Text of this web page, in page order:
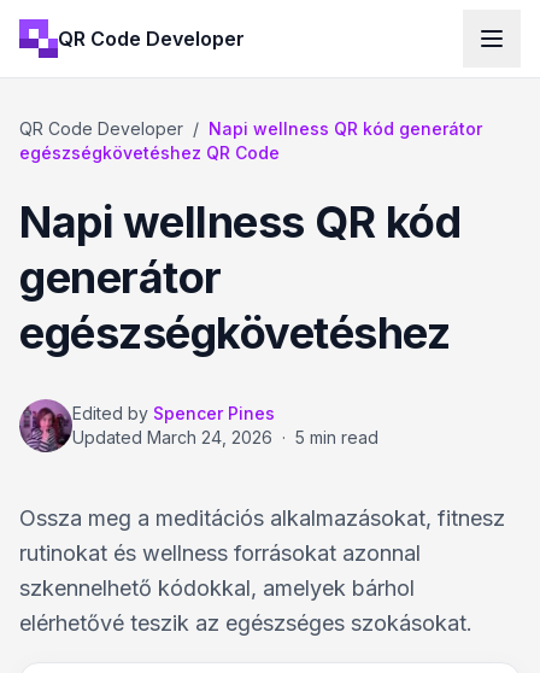
QR Code Developer
QR Code Developer / Napi wellness QR kód generátor
egészségkövetéshez QR Code
Napi wellness QR kód
generátor
egészségkövetéshez
Edited by Spencer Pines
Updated March 24, 2026 · 5 min read
Ossza meg a meditációs alkalmazásokat, fitnesz
rutinokat és wellness forrásokat azonnal
szkennelhető kódokkal, amelyek bárhol
elérhetővé teszik az egészséges szokásokat.